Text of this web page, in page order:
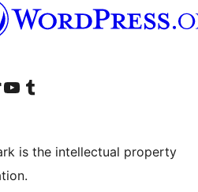
Instagram
de LinkedIn
cuenta de TikTok
Visitá nuestro canal de YouTube
Visitá nuestra cuenta de Tumblr
is the intellectual property